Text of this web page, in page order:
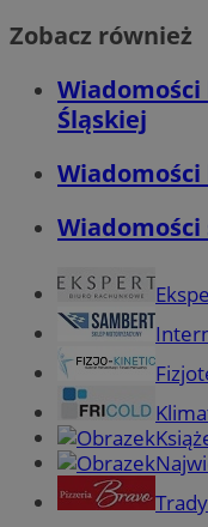
Zobacz również
Śląskiej